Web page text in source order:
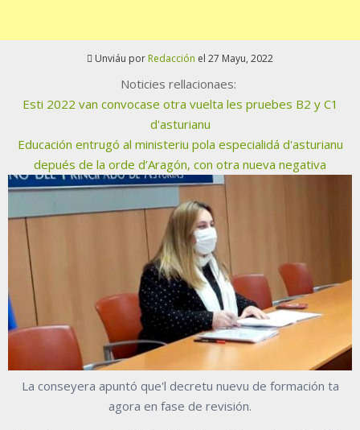
Unviáu por Redacción el 27 Mayu, 2022
Noticies rellacionaes:
Esti 2022 van convocase otra vuelta les pruebes B2 y C1
d'asturianu
Educación entrugó al ministeriu pola especialidá d'asturianu
depués de la orde d’Aragón, con otra nueva negativa
La conseyera apuntó que'l decretu nuevu de formación ta
agora en fase de revisión.